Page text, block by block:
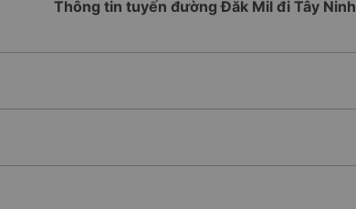
Thông tin tuyến đường Đăk Mil đi Tây Ninh